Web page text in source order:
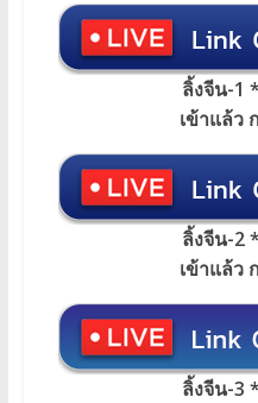
ลิ้งจีน-1
เข้าแล้ว
ลิ้งจีน-2
เข้าแล้ว
ลิ้งจีน-3